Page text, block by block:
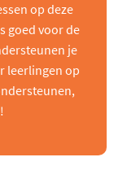
op deze
goed voor de
je
leerlingen op